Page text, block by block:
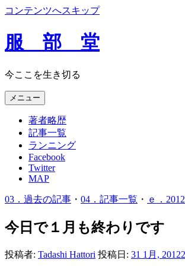
コンテンツへスキップ
服 部 堂
今ここを生き切る
メニュー
著者略歴
記事一覧
ランニング
Facebook
Twitter
MAP
03．過去の記事 ・ 04．記事一覧 ・ ｅ．
今日で１月も終わりです
投稿者: Tadashi Hattori 投稿日: 31 1月, 2012